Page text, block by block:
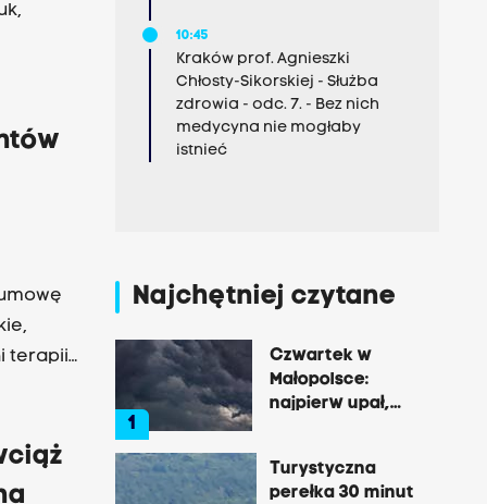
terapii
10:45
Kraków prof. Agnieszki
Chłosty-Sikorskiej - Służba
zdrowia - odc. 7. - Bez nich
medycyna nie mogłaby
istnieć
Najchętniej czytane
1
Czwartek w
Małopolsce:
najpierw upał,
Turystyczna
perełka 30 minut